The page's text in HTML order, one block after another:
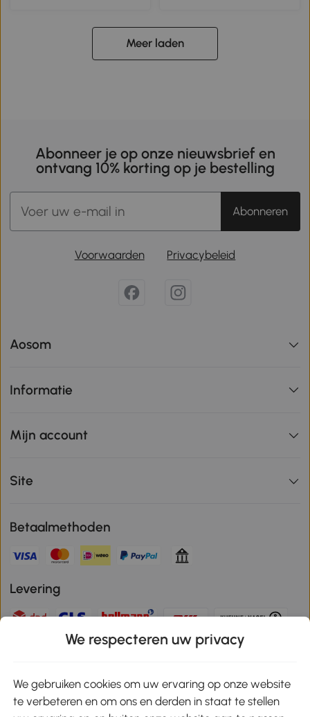
Meer laden
Abonneer je op onze nieuwsbrief en
ontvang 10% korting op je bestelling
Abonneren
Voorwaarden Privacybeleid
Aosom
Informatie
Mijn account
Site
Betaalmethoden
Levering
Download de app en ontvang 10% korting!
We respecteren uw privacy
We gebruiken cookies om uw ervaring op onze website
te verbeteren en om ons en derden in staat te stellen